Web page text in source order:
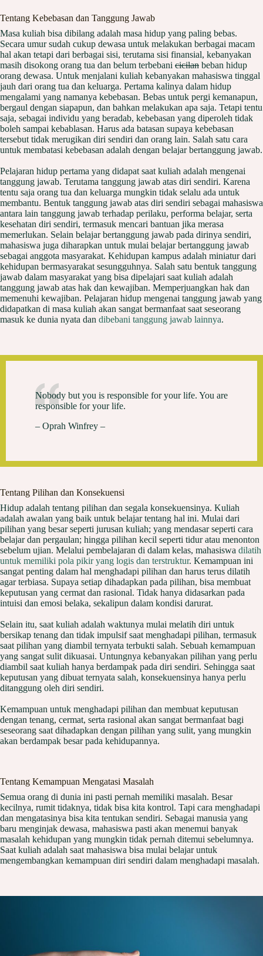
Tentang Kebebasan dan Tanggung Jawab
Masa kuliah bisa dibilang adalah masa hidup yang paling bebas.
Secara umur sudah cukup dewasa untuk melakukan berbagai macam
hal akan tetapi dari berbagai sisi, terutama sisi finansial, kebanyakan
masih disokong orang tua dan belum terbebani cicilan beban hidup
orang dewasa. Untuk menjalani kuliah kebanyakan mahasiswa tinggal
jauh dari orang tua dan keluarga. Pertama kalinya dalam hidup
mengalami yang namanya kebebasan. Bebas untuk pergi kemanapun,
bergaul dengan siapapun, dan bahkan melakukan apa saja. Tetapi tentu
saja, sebagai individu yang beradab, kebebasan yang diperoleh tidak
boleh sampai kebablasan. Harus ada batasan supaya kebebasan
tersebut tidak merugikan diri sendiri dan orang lain. Salah satu cara
untuk membatasi kebebasan adalah dengan belajar bertanggung jawab.
Pelajaran hidup pertama yang didapat saat kuliah adalah mengenai
tanggung jawab. Terutama tanggung jawab atas diri sendiri. Karena
tentu saja orang tua dan keluarga mungkin tidak selalu ada untuk
membantu. Bentuk tanggung jawab atas diri sendiri sebagai mahasiswa
antara lain tanggung jawab terhadap perilaku, performa belajar, serta
kesehatan diri sendiri, termasuk mencari bantuan jika merasa
memerlukan. Selain belajar bertanggung jawab pada dirinya sendiri,
mahasiswa juga diharapkan untuk mulai belajar bertanggung jawab
sebagai anggota masyarakat. Kehidupan kampus adalah miniatur dari
kehidupan bermasyarakat sesungguhnya. Salah satu bentuk tanggung
jawab dalam masyarakat yang bisa dipelajari saat kuliah adalah
tanggung jawab atas hak dan kewajiban. Memperjuangkan hak dan
memenuhi kewajiban. Pelajaran hidup mengenai tanggung jawab yang
didapatkan di masa kuliah akan sangat bermanfaat saat seseorang
masuk ke dunia nyata dan dibebani tanggung jawab lainnya.
Nobody but you is responsible for your life. You are
responsible for your life.
– Oprah Winfrey –
Tentang Pilihan dan Konsekuensi
Hidup adalah tentang pilihan dan segala konsekuensinya. Kuliah
adalah awalan yang baik untuk belajar tentang hal ini. Mulai dari
pilihan yang besar seperti jurusan kuliah; yang mendasar seperti cara
belajar dan pergaulan; hingga pilihan kecil seperti tidur atau menonton
sebelum ujian. Melalui pembelajaran di dalam kelas, mahasiswa dilatih
untuk memiliki pola pikir yang logis dan terstruktur. Kemampuan ini
sangat penting dalam hal menghadapi pilihan dan harus terus dilatih
agar terbiasa. Supaya setiap dihadapkan pada pilihan, bisa membuat
keputusan yang cermat dan rasional. Tidak hanya didasarkan pada
intuisi dan emosi belaka, sekalipun dalam kondisi darurat.
Selain itu, saat kuliah adalah waktunya mulai melatih diri untuk
bersikap tenang dan tidak impulsif saat menghadapi pilihan, termasuk
saat pilihan yang diambil ternyata terbukti salah. Sebuah kemampuan
yang sangat sulit dikuasai. Untungnya kebanyakan pilihan yang perlu
diambil saat kuliah hanya berdampak pada diri sendiri. Sehingga saat
keputusan yang dibuat ternyata salah, konsekuensinya hanya perlu
ditanggung oleh diri sendiri.
Kemampuan untuk menghadapi pilihan dan membuat keputusan
dengan tenang, cermat, serta rasional akan sangat bermanfaat bagi
seseorang saat dihadapkan dengan pilihan yang sulit, yang mungkin
akan berdampak besar pada kehidupannya.
Tentang Kemampuan Mengatasi Masalah
Semua orang di dunia ini pasti pernah memiliki masalah. Besar
kecilnya, rumit tidaknya, tidak bisa kita kontrol. Tapi cara menghadapi
dan mengatasinya bisa kita tentukan sendiri. Sebagai manusia yang
baru menginjak dewasa, mahasiswa pasti akan menemui banyak
masalah kehidupan yang mungkin tidak pernah ditemui sebelumnya.
Saat kuliah adalah saat mahasiswa bisa mulai belajar untuk
mengembangkan kemampuan diri sendiri dalam menghadapi masalah.